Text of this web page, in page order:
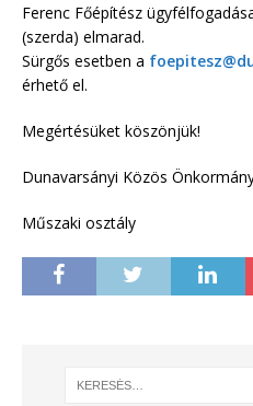
Ferenc Főépítész
(szerda) elmarad.
Sürgős esetben a
érhető el.
Megértésüket köszönjük!
Dunavarsányi Közös
Műszaki osztály